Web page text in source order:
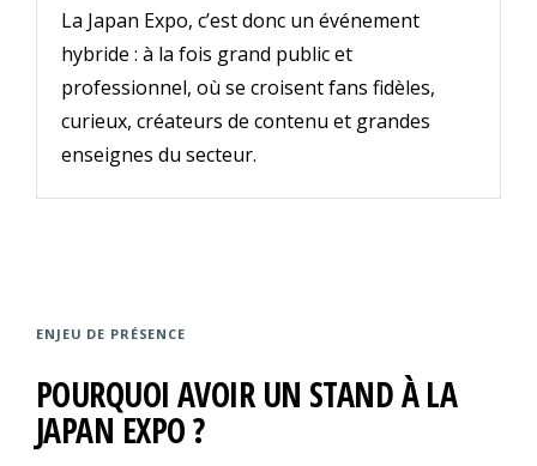
La Japan Expo, c’est donc un événement
hybride : à la fois grand public et
professionnel, où se croisent fans fidèles,
curieux, créateurs de contenu et grandes
enseignes du secteur.
ENJEU DE PRÉSENCE
POURQUOI AVOIR UN STAND À LA
JAPAN EXPO ?